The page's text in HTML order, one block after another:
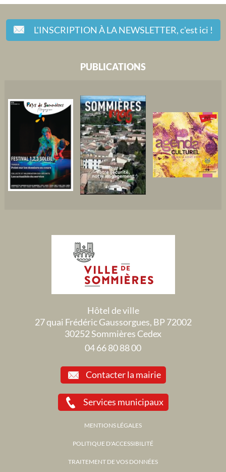
L'INSCRIPTION À LA NEWSLETTER,c'est ici !
PUBLICATIONS
Hôtel de ville
27 quai Frédéric Gaussorgues, BP 72002
30252 Sommières Cedex
04 66 80 88 00
Contacter la mairie
Services municipaux
MENTIONS LÉGALES
POLITIQUE D'ACCESSIBILITÉ
TRAITEMENT DE VOS DONNÉES